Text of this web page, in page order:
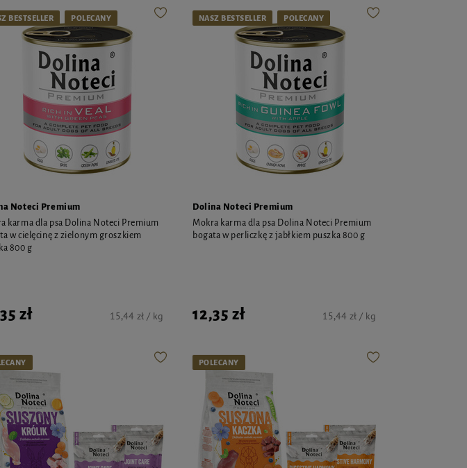
BESTSELLER POLECANY
Noteci Premium
karma dla psa Dolina Noteci Premium
w cielęcinę z zielonym groszkiem
800 g
zł 15,44 zł / kg
NASZ BESTSELLER POLECANY
Dolina Noteci Premium
Mokra karma dla psa Dolina Noteci Premium
bogata w perliczkę z jabłkiem puszka 800 g
12,35 zł 15,44 zł / kg
POLECANY